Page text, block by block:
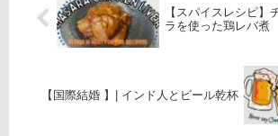
【スパイスレシピ】
ラを使った鶏レバ煮
【国際結婚 】| インド人とビール乾杯